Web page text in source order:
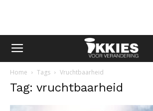
Home Tags Vruchtbaarheid
Tag: vruchtbaarheid